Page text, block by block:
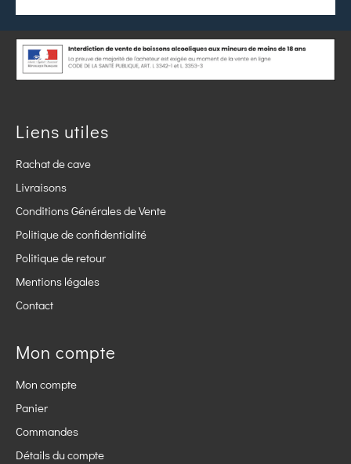
Liens utiles
Rachat de cave
Livraisons
Conditions Générales de Vente
Politique de confidentialité
Politique de retour
Mentions légales
Contact
Mon compte
Mon compte
Panier
Commandes
Détails du compte